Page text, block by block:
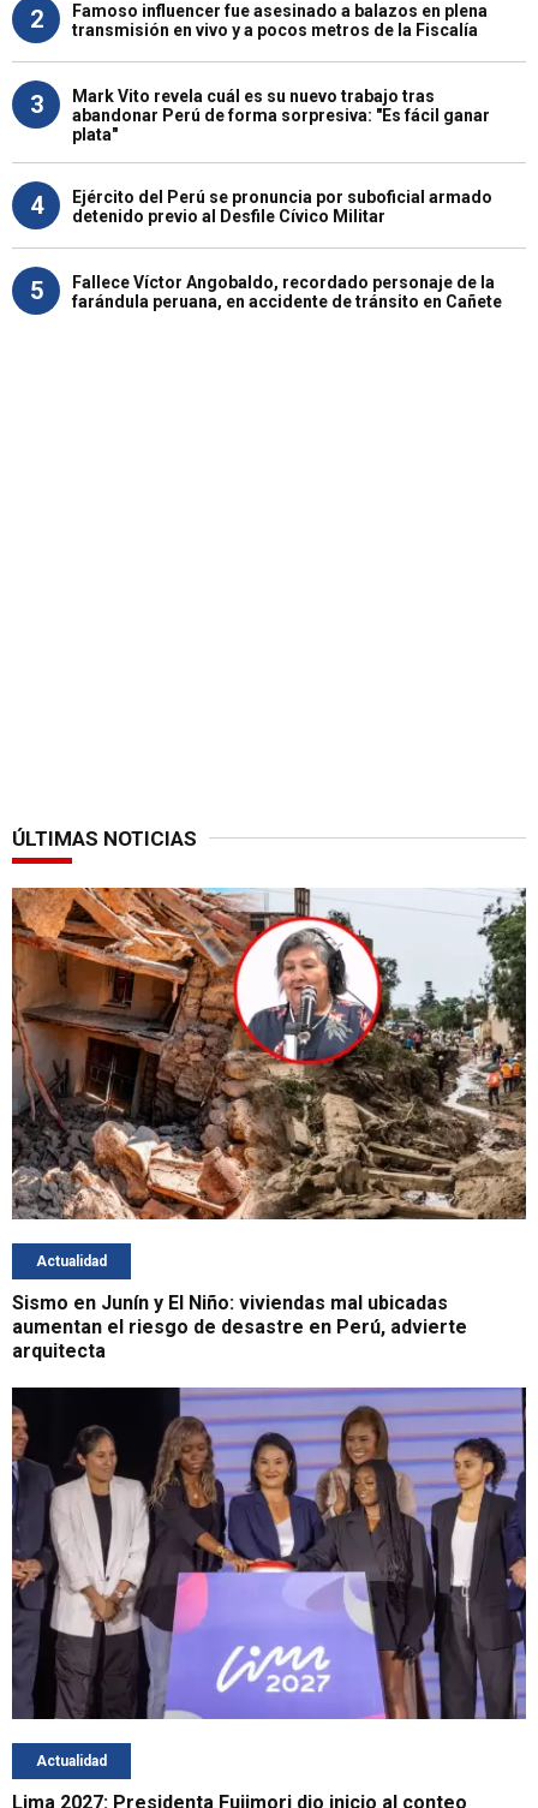
2
Famoso influencer fue asesinado a balazos en plena
transmisión en vivo y a pocos metros de la Fiscalía
3
Mark Vito revela cuál es su nuevo trabajo tras
abandonar Perú de forma sorpresiva: "Es fácil ganar
plata"
4
Ejército del Perú se pronuncia por suboficial armado
detenido previo al Desfile Cívico Militar
5
Fallece Víctor Angobaldo, recordado personaje de la
farándula peruana, en accidente de tránsito en Cañete
ÚLTIMAS NOTICIAS
Actualidad
Sismo en Junín y El Niño: viviendas mal ubicadas
aumentan el riesgo de desastre en Perú, advierte
arquitecta
Actualidad
Lima 2027: Presidenta Fujimori dio inicio al conteo